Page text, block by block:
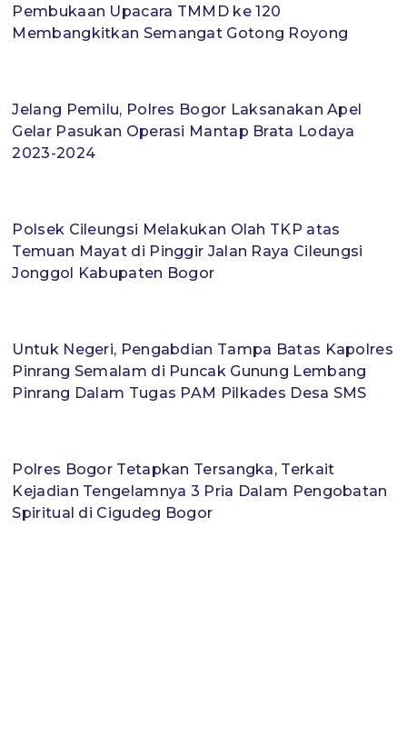
Pembukaan Upacara TMMD ke 120
Membangkitkan Semangat Gotong Royong
Jelang Pemilu, Polres Bogor Laksanakan Apel
Gelar Pasukan Operasi Mantap Brata Lodaya
2023-2024
Polsek Cileungsi Melakukan Olah TKP atas
Temuan Mayat di Pinggir Jalan Raya Cileungsi
Jonggol Kabupaten Bogor
Untuk Negeri, Pengabdian Tampa Batas Kapolres
Pinrang Semalam di Puncak Gunung Lembang
Pinrang Dalam Tugas PAM Pilkades Desa SMS
Polres Bogor Tetapkan Tersangka, Terkait
Kejadian Tengelamnya 3 Pria Dalam Pengobatan
Spiritual di Cigudeg Bogor